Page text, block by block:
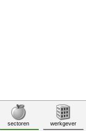
sectoren werkgever